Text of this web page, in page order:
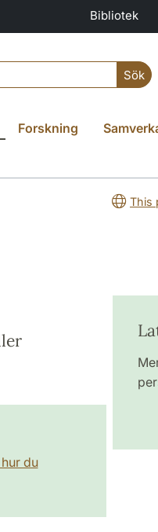
Bibliotek
Sök
Forskning
This
du